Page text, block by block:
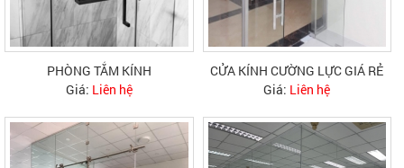
PHÒNG TẮM KÍNH
Giá: Liên hệ
CỬA KÍNH CƯỜNG LỰC GIÁ RẺ
Giá: Liên hệ